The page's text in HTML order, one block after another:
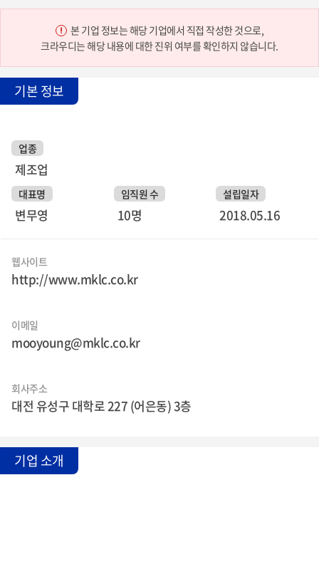
본 기업 정보는 해당 기업에서 직접 작성한 것으로,
크라우디는 해당 내용에 대한 진위 여부를 확인하지 않습니다.
기본 정보
업종
제조업
대표명
변무영
임직원 수
10명
설립일자
2018.05.16
웹사이트
http://www.mklc.co.kr
이메일
mooyoung@mklc.co.kr
회사주소
대전 유성구 대학로 227 (어은동) 3층
기업 소개